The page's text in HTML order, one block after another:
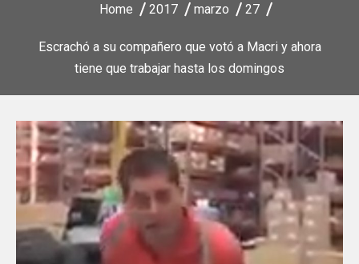
Home 2017 marzo 27
Escrachó a su compañero que votó a Macri y ahora
tiene que trabajar hasta los domingos